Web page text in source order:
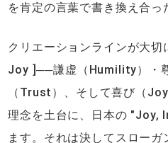
を肯定の言葉で書き換え合っ
クリエーションラインが大
Joy ]──謙虚（Humility）・
（Trust）、そして喜び（
理念を土台に、日本の "Joy,
ます。それは決してスロー